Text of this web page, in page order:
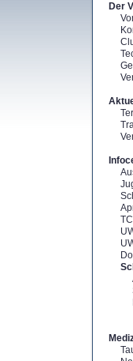
Der